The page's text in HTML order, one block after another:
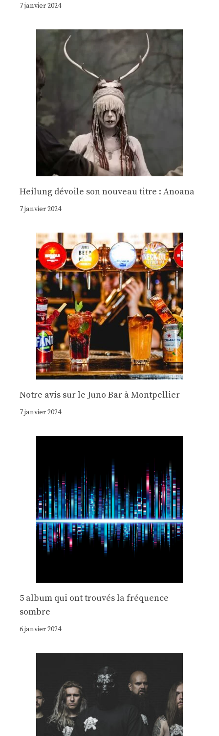
7 janvier 2024
Heilung dévoile son nouveau titre : Anoana
7 janvier 2024
Notre avis sur le Juno Bar à Montpellier
7 janvier 2024
5 album qui ont trouvés la fréquence
sombre
6 janvier 2024